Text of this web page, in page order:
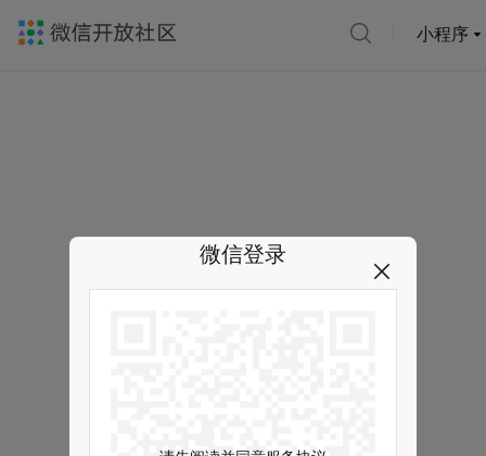
小程序
微信登录